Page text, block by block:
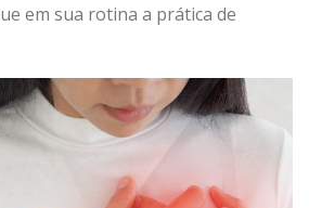
em sua rotina a prática de